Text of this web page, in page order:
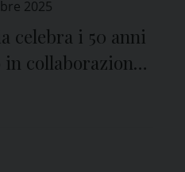
2025
celebra i 50 anni
collaborazione